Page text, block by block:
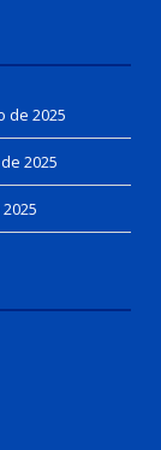
de 2025
2025